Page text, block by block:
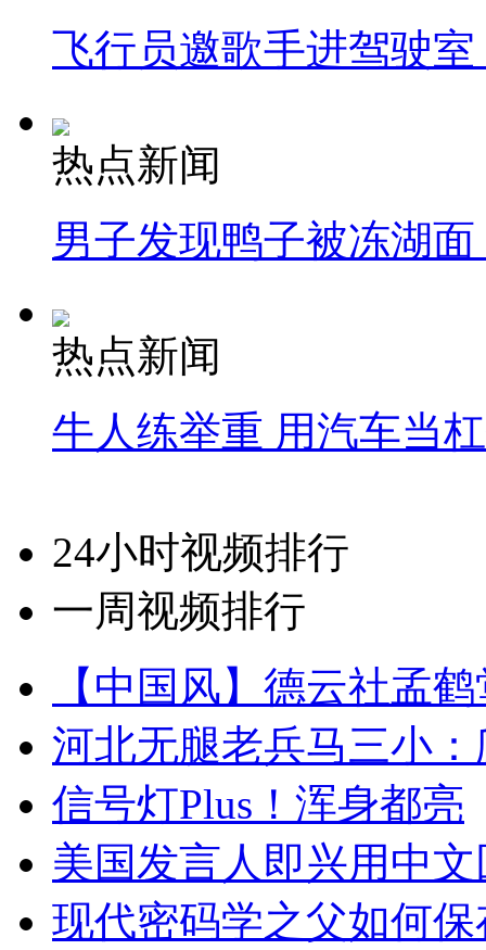
飞行员邀歌手进驾驶
热点新闻
男子发现鸭子被冻湖
热点新闻
牛人练举重 用汽车当
24小时视频排行
一周视频排行
【中国风】德云社孟
河北无腿老兵马三小
信号灯Plus！浑身都亮
美国发言人即兴用中
现代密码学之父如何